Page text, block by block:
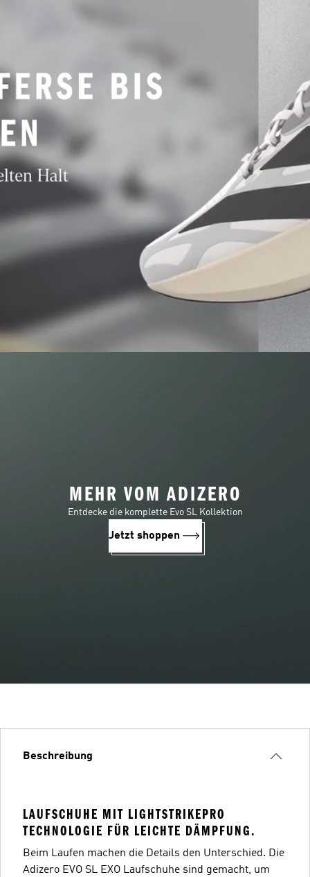
MEHR VOM ADIZERO
Entdecke die komplette Evo SL Kollektion
Jetzt shoppen
Beschreibung
LAUFSCHUHE MIT LIGHTSTRIKEPRO
TECHNOLOGIE FÜR LEICHTE DÄMPFUNG.
Beim Laufen machen die Details den Unterschied. Die
Adizero EVO SL EXO Laufschuhe sind gemacht, um